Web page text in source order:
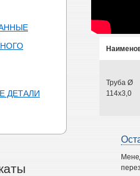
ДЕТАЛИ
Труба Ø
114х3,0